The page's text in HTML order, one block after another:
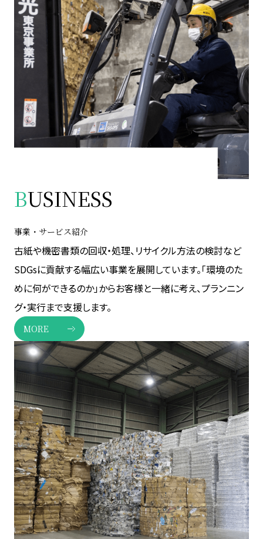
BUSINESS
事業・サービス紹介
古紙や機密書類の回収・処理、リサイクル方法の検討など
SDGsに貢献する幅広い事業を展開しています。「環境のた
めに何ができるのか」からお客様と一緒に考え、プランニン
グ・実行まで支援します。
MORE